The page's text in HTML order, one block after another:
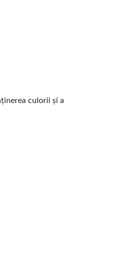
culorii și a